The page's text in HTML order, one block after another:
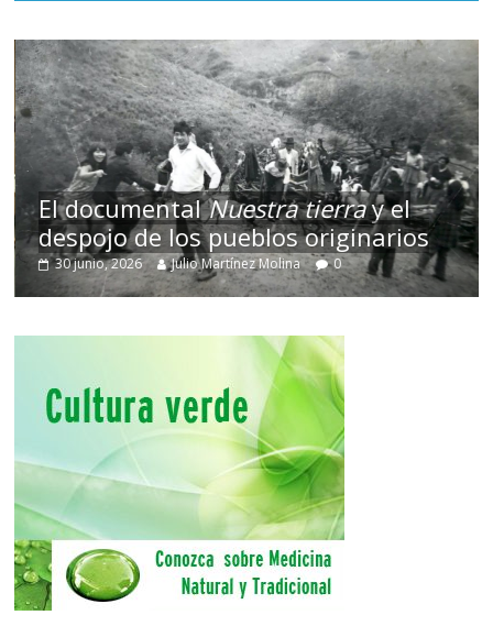
El documentalNuestra tierray el
despojo de los pueblos originarios
30 junio, 2026 Julio Martínez Molina 0